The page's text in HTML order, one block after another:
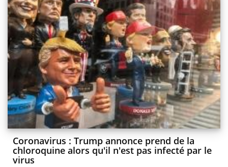
Coronavirus : Trump annonce prend de la
chloroquine alors qu'il n'est pas infecté par le
virus